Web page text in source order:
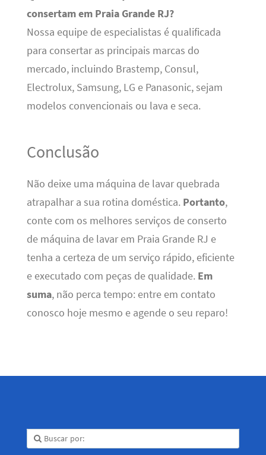
consertam em Praia Grande RJ?
Nossa equipe de especialistas é qualificada
para consertar as principais marcas do
mercado, incluindo Brastemp, Consul,
Electrolux, Samsung, LG e Panasonic, sejam
modelos convencionais ou lava e seca.
Conclusão
Não deixe uma máquina de lavar quebrada
atrapalhar a sua rotina doméstica. Portanto,
conte com os melhores serviços de conserto
de máquina de lavar em Praia Grande RJ e
tenha a certeza de um serviço rápido, eficiente
e executado com peças de qualidade. Em
suma, não perca tempo: entre em contato
conosco hoje mesmo e agende o seu reparo!